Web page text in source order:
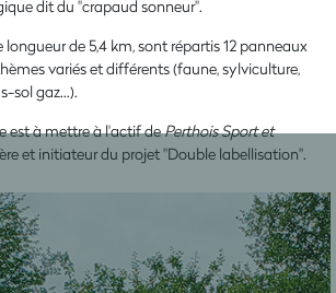
dit du "crapaud sonneur".
longueur de 5,4 km, sont répartis 12 panneaux
variés et différents (faune, sylviculture,
sol gaz…).
est à mettre à l'actif dePerthois Sport et
et initiateur du projet "Double labellisation".